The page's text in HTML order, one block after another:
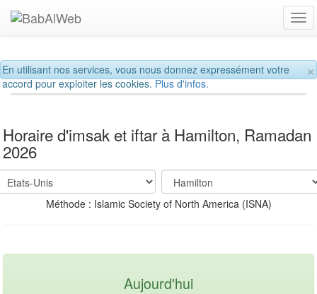
×
En utilisant nos services, vous nous donnez expressément votre
accord pour exploiter les cookies.Plus d'infos.
Horaire d'imsak et iftar à Hamilton, Ramadan
2026
Méthode : Islamic Society of North America (ISNA)
Aujourd'hui